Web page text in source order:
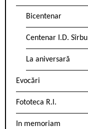
Bicentenar
Centenar I.D. Sîrbu
La aniversară
Evocări
Fototeca R.l.
In memoriam